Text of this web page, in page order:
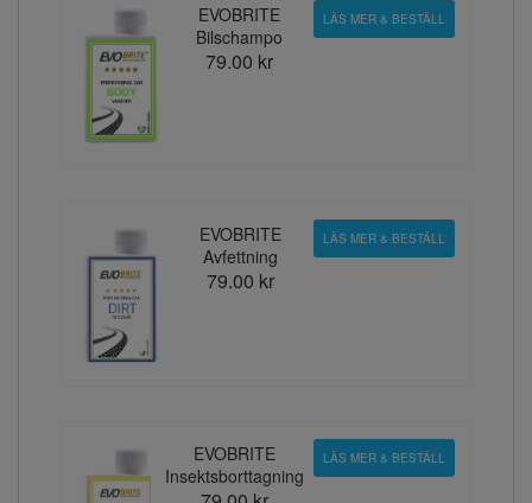
EVOBRITE
Bilschampo
79.00 kr
LÄS MER & BESTÄLL
EVOBRITE
Avfettning
79.00 kr
LÄS MER & BESTÄLL
EVOBRITE
Insektsborttagning
LÄS MER & BESTÄLL